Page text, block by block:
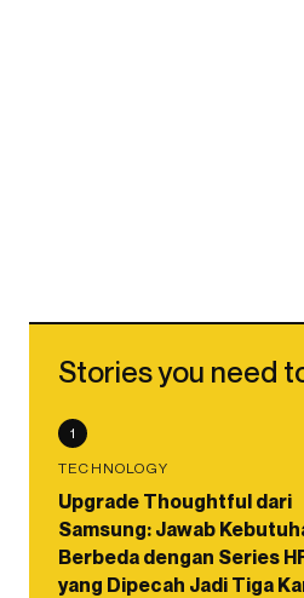
Stories you need
1
TECHNOLOGY
Upgrade Thoughtful dari
Samsung: Jawab
Berbeda dengan Series
yang Dipecah Jadi Tiga